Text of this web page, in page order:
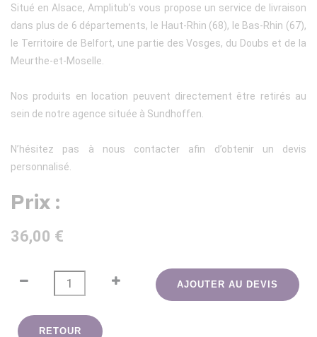
Situé en Alsace, Amplitub’s vous propose un service de livraison
dans plus de 6 départements, le Haut-Rhin (68), le Bas-Rhin (67),
le Territoire de Belfort, une partie des Vosges, du Doubs et de la
Meurthe-et-Moselle.
Nos produits en location peuvent directement être retirés au
sein de notre agence située à Sundhoffen.
N’hésitez pas à nous contacter afin d’obtenir un devis
personnalisé.
Prix :
36,00 €
AJOUTER AU DEVIS
RETOUR